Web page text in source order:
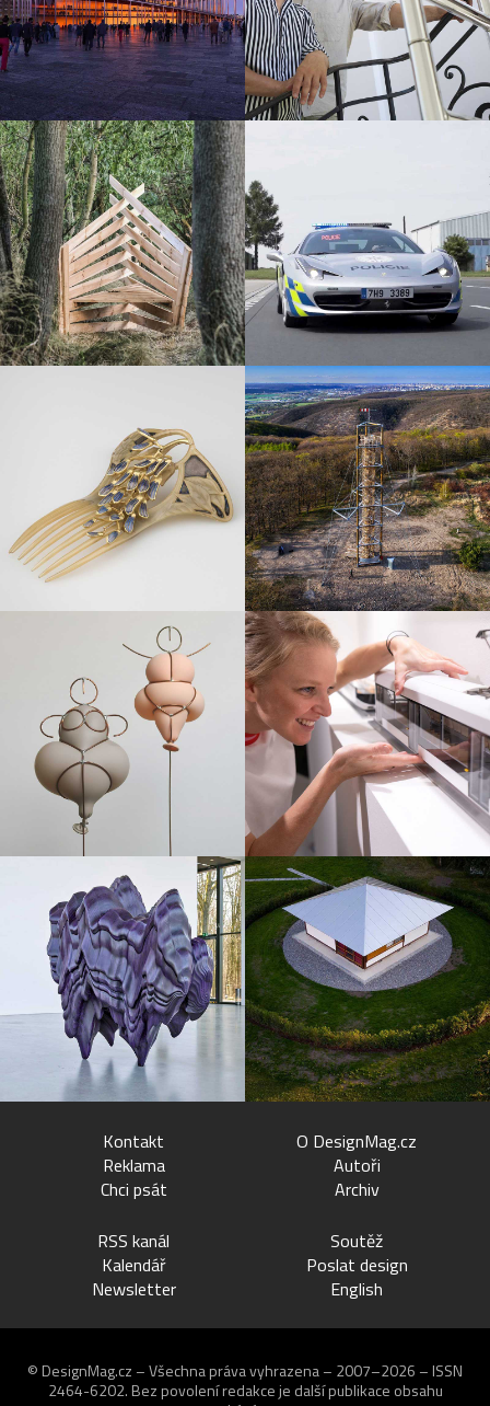
Kontakt
Reklama
Chci psát
O DesignMag.cz
Autoři
Archiv
RSS kanál
Kalendář
Newsletter
Soutěž
Poslat design
English
© DesignMag.cz – Všechna práva vyhrazena – 2007–2026 – ISSN
2464-6202. Bez povolení redakce je další publikace obsahu